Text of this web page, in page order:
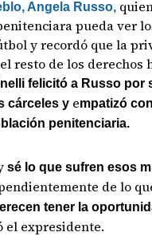
Angela Russo,
pueda ver
y recordó que la
resto de los derechos
felicitó a Russo por
cárceles y empatizó
penitenciaria.
sé lo que sufren esos
de lo
tener la
el expresidente.